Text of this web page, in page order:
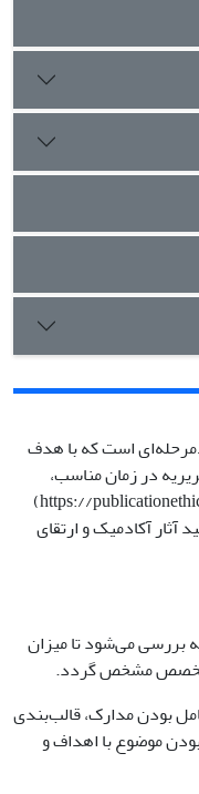
است که با هدف
در زمان مناسب،
مطابق با استانداردهای ناشر و «کُپ» (https://publicationethics.org)
آکادمیک و ارتقای
بررسی می‌شود تا میزان
متخصص مشخص گردد.
بودن مدارک، قالب‌بندی
موضوع با اهداف و